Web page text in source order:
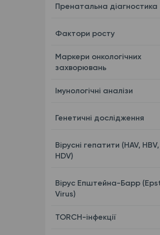
Пренатальна діагностика
Фактори росту
Маркери онкологічних
захворювань
Імунологічні аналізи
Генетичні дослідження
Вірусні гепатити (HAV,
HDV)
Вірус Епштейна-Барр
Virus)
TORCH-інфекції